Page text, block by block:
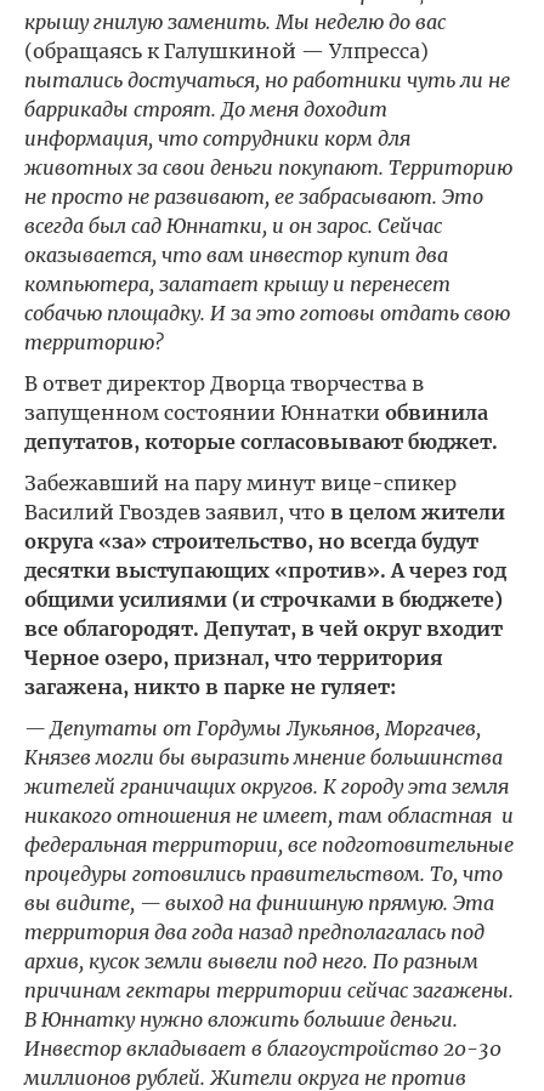
крышу гнилую заменить. Мы неделю до вас
(обращаясь к Галушкиной — Улпресса)
пытались достучаться, но работники чуть ли не
баррикады строят. До меня доходит
информация, что сотрудники корм для
животных за свои деньги покупают. Территорию
не просто не развивают, ее забрасывают. Это
всегда был сад Юннатки, и он зарос. Сейчас
оказывается, что вам инвестор купит два
компьютера, залатает крышу и перенесет
собачью площадку. И за это готовы отдать свою
территорию?
В ответ директор Дворца творчества в
запущенном состоянии Юннатки обвинила
депутатов, которые согласовывают бюджет.
Забежавший на пару минут вице-спикер
Василий Гвоздев заявил, что в целом жители
округа «за» строительство, но всегда будут
десятки выступающих «против». А через год
общими усилиями (и строчками в бюджете)
все облагородят. Депутат, в чей округ входит
Черное озеро, признал, что территория
загажена, никто в парке не гуляет:
— Депутаты от Гордумы Лукьянов, Моргачев,
Князев могли бы выразить мнение большинства
жителей граничащих округов. К городу эта земля
никакого отношения не имеет, там областная и
федеральная территории, все подготовительные
процедуры готовились правительством. То, что
вы видите, — выход на финишную прямую. Эта
территория два года назад предполагалась под
архив, кусок земли вывели под него. По разным
причинам гектары территории сейчас загажены.
В Юннатку нужно вложить большие деньги.
Инвестор вкладывает в благоустройство 20-30
миллионов рублей. Жители округа не против